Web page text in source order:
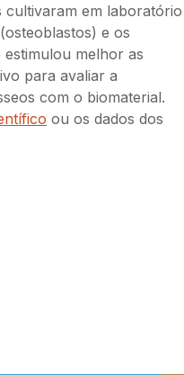
cultivaram em laboratório
e os
melhor as
para avaliar a
com o biomaterial.
ou os dados dos